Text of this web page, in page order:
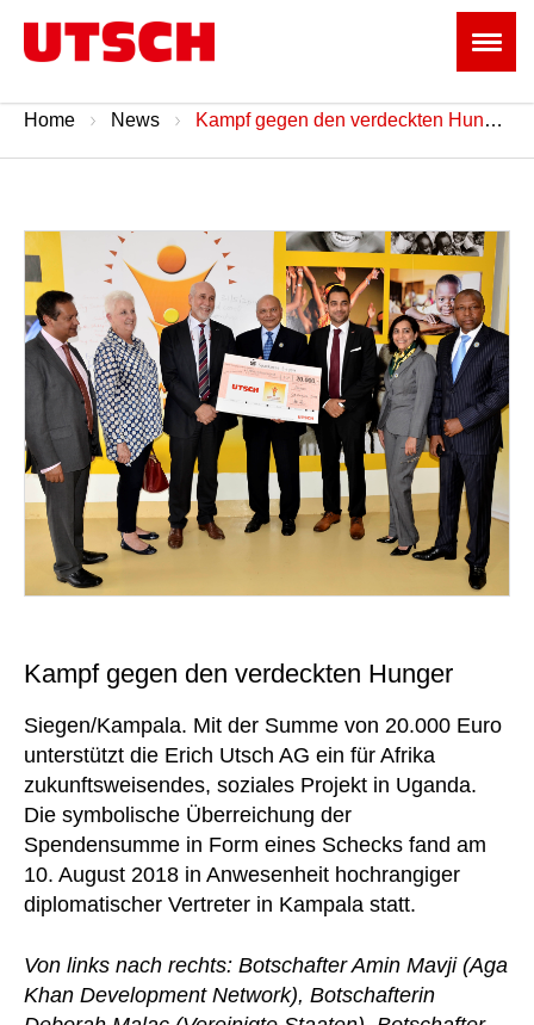
Home News Kampf gegen den verdeckten Hunger
Kampf gegen den verdeckten Hunger
Siegen/Kampala. Mit der Summe von 20.000 Euro
unterstützt die Erich Utsch AG ein für Afrika
zukunftsweisendes, soziales Projekt in Uganda.
Die symbolische Überreichung der
Spendensumme in Form eines Schecks fand am
10. August 2018 in Anwesenheit hochrangiger
diplomatischer Vertreter in Kampala statt.
Von links nach rechts: Botschafter Amin Mavji (Aga
Khan Development Network), Botschafterin